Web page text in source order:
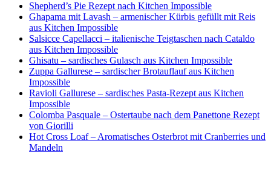
Shepherd’s Pie Rezept nach Kitchen Impossible
Ghapama mit Lavash – armenischer Kürbis gefüllt mit Reis
aus Kitchen Impossible
Salsicce Capellacci – italienische Teigtaschen nach Cataldo
aus Kitchen Impossible
Ghisatu – sardisches Gulasch aus Kitchen Impossible
Zuppa Gallurese – sardischer Brotauflauf aus Kitchen
Impossible
Ravioli Gallurese – sardisches Pasta-Rezept aus Kitchen
Impossible
Colomba Pasquale – Ostertaube nach dem Panettone Rezept
von Giorilli
Hot Cross Loaf – Aromatisches Osterbrot mit Cranberries und
Mandeln